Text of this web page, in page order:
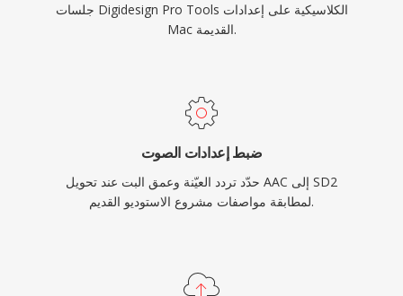
جلسات Digidesign Pro Tools الكلاسيكية على إعدادات
Mac القديمة.
ضبط إعدادات الصوت
حدّد تردد العيّنة وعمق البت عند تحويل AAC إلى SD2
لمطابقة مواصفات مشروع الاستوديو القديم.